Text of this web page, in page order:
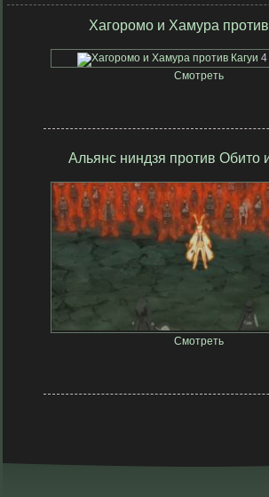
Хагоромо и Хамура против
4
Смотреть
Альянс ниндзя против Обито
32 участника
Смотреть